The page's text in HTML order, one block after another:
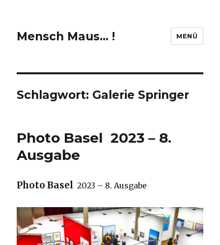
Mensch Maus… ! MENÜ
Schlagwort: Galerie Springer
Photo Basel 2023 – 8.
Ausgabe
Photo Basel 2023 – 8. Ausgabe